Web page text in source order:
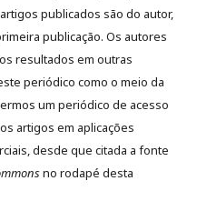
publicados são do autor,
publicação. Os autores
resultados em outras
periódico como o meio da
um periódico de acesso
artigos em aplicações
desde que citada a fonte
no rodapé desta